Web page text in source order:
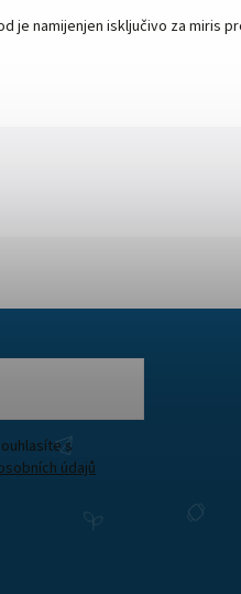
je namijenjen isključivo za miris
údajů